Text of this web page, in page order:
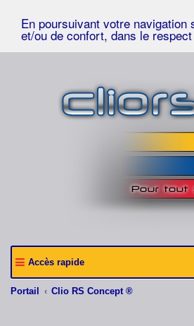
En poursuivant votre
et/ou de confort, dans le
Accès rapide
Portail Clio RS Concept ®